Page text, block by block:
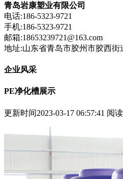
青岛岩康塑业有限公司
电话:186-5323-9721
手机:186-5323-9721
邮箱:18653239721@163.com
地址:山东省青岛市胶州市胶西街
企业风采
PE净化槽展示
更新时间2023-03-17 06:57:41 阅读